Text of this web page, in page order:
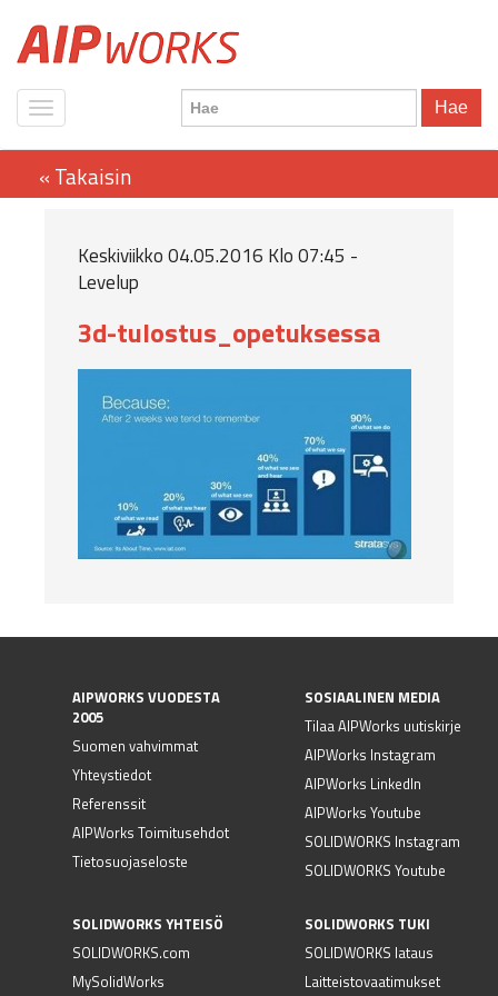
Hae
Keskiviikko 04.05.2016 Klo 07:45 -
Levelup
3d-tulostus_opetuksessa
AIPWORKS VUODESTA
2005
Suomen vahvimmat
Yhteystiedot
Referenssit
AIPWorks Toimitusehdot
Tietosuojaseloste
SOSIAALINEN MEDIA
Tilaa AIPWorks uutiskirje
AIPWorks Instagram
AIPWorks LinkedIn
AIPWorks Youtube
SOLIDWORKS Instagram
SOLIDWORKS Youtube
SOLIDWORKS YHTEISÖ
SOLIDWORKS.com
MySolidWorks
SOLIDWORKS TUKI
SOLIDWORKS lataus
Laitteistovaatimukset